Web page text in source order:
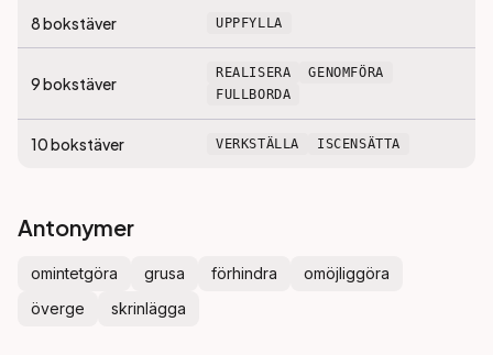
8bokstäver UPPFYLLA
9bokstäver
REALISERA
GENOMFÖRA
FULLBORDA
10bokstäver VERKSTÄLLA ISCENSÄTTA
Antonymer
omintetgöra grusa förhindra
omöjliggöra
överge
skrinlägga